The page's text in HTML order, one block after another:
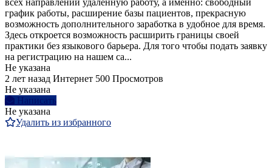
всех направлений удаленную работу, а именно: свободный
график работы, расширение базы пациентов, прекрасную
возможность дополнительного заработка в удобное для время.
Здесь откроется возможность расширить границы своей
практики без языкового барьера. Для того чтобы подать заявку
на регистрацию на нашем са...
Не указана
2 лет назад Интернет 500 Просмотров
Не указана
Написать
Не указана
Удалить из избранного